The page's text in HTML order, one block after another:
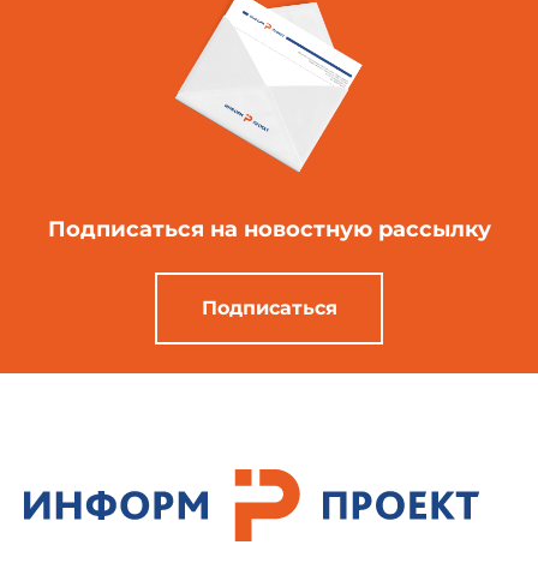
Подписаться на новостную рассылку
Подписаться